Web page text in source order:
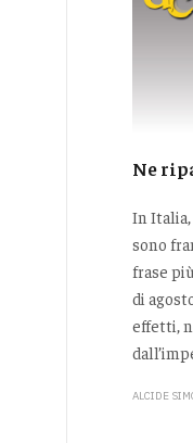
Ne
In Italia,
sono
frase
di
effetti,
ALCIDE